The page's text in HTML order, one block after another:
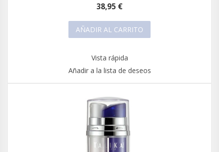
38,95 €
AÑADIR AL CARRITO
Vista rápida
Añadir a la lista de deseos